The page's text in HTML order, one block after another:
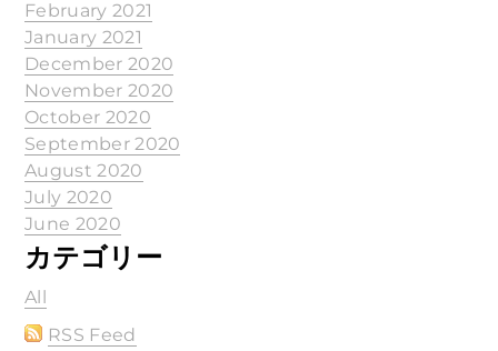
February 2021
January 2021
December 2020
November 2020
October 2020
September 2020
August 2020
July 2020
June 2020
カテゴリー
All
RSS Feed